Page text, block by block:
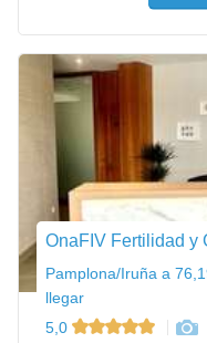
OnaFIV Fertilidad y
Pamplona/Iruña a
llegar
5,0